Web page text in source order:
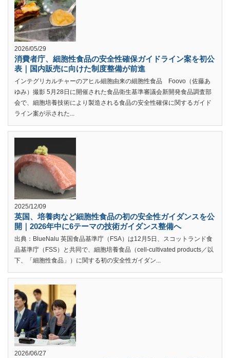
2026/05/29
消費者庁、細胞性食品の安全性確保ガイドライン案を初公
表｜国内販売に向けた制度整備が前進
インテグリカルチャーのアヒル細胞由来の細胞性食品 Foovo（佐藤あ
ゆみ）撮影 5月28日に開催された食品衛生基準審議会新開発食品調査部
会で、細胞培養技術により製造される食品の安全性確保に関するガイド
ライン案が示された...
2025/12/09
英国、培養肉など細胞性食品の初の安全性ガイダンスを公
開｜2026年中に6テーマの技術ガイダンス整備へ
出典：BlueNalu 英国食品基準庁（FSA）は12月5日、スコットランド食
品基準庁（FSS）と共同で、細胞培養食品（cell-cultivated products／以
下、「細胞性食品」）に関する初の安全性ガイダン...
2026/06/27